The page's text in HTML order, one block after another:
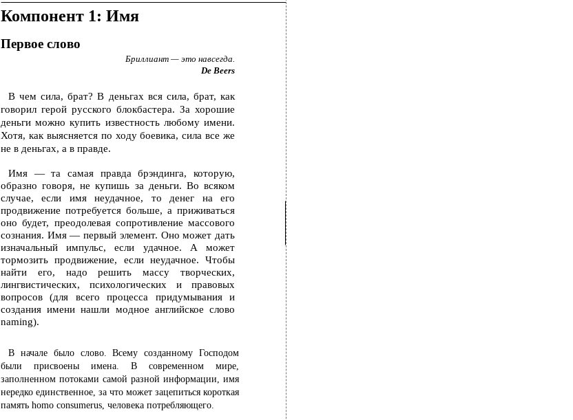
Компонент 1: Имя
Первое слово
Бриллиант — это навсегда.
De Beers
В чем сила, брат? В деньгах вся сила, брат, как
говорил герой русского блокбастера. За хорошие
деньги можно купить известность любому имени.
Хотя, как выясняется по ходу боевика, сила все же
не в деньгах, а в правде.
Имя — та самая правда брэндинга, которую,
образно говоря, не купишь за деньги. Во всяком
случае, если имя неудачное, то денег на его
продвижение потребуется больше, а приживаться
оно будет, преодолевая сопротивление массового
сознания. Имя — первый элемент. Оно может дать
изначальный импульс, если удачное. А может
тормозить продвижение, если неудачное. Чтобы
найти его, надо решить массу творческих,
лингвистических, психологических и правовых
вопросов (для всего процесса придумывания и
создания имени нашли модное английское слово
naming).
В начале было слово. Всему созданному Господом
были присвоены имена. В современном мире,
заполненном потоками самой разной информации, имя
нередко единственное, за что может зацепиться короткая
память homo сonsumerus, человека потребляющего.